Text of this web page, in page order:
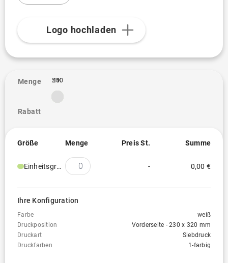
Logo hochladen
Menge
Rabatt
1
250
500
1K
Größe Menge Preis St. Summe
Einheitsgröße - 0,00 €
Ihre Konfiguration
Farbe
weiß
Druckposition
Vorderseite - 230 x 320 mm
Druckart
Siebdruck
Druckfarben
1-farbig